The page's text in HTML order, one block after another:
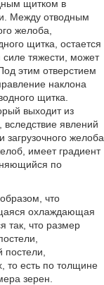
щитком в
Между отводным
желоба,
щитка, остается
силе тяжести, может
этим отверстием
наклона
щитка.
выходит из
вследствие явлений
желоба
имеет градиент
по
что
охлаждающая
так, что размер
то есть по толщине
зерен.